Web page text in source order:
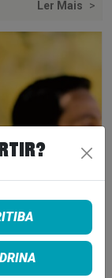
Ler Mais >